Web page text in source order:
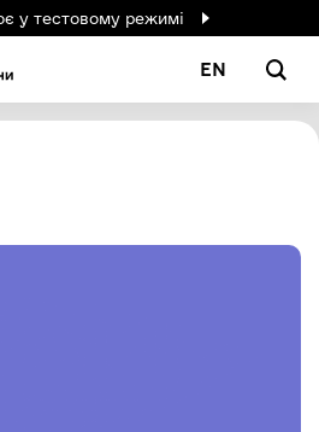
у тестовому режимі
EN